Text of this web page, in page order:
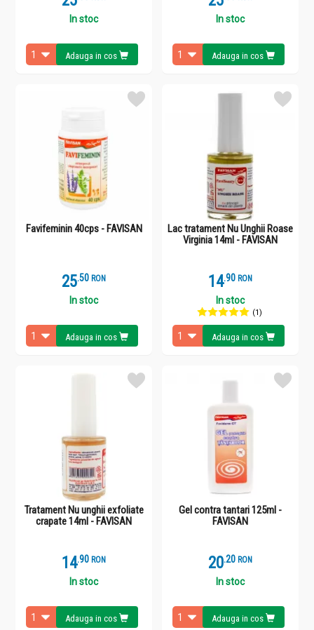
In stoc
Adauga in cos
In stoc
Adauga in cos
Favifeminin 40cps - FAVISAN
25.5 RON
In stoc
Adauga in cos
Lac tratament Nu Unghii Roase
Virginia 14ml - FAVISAN
14.9 RON
In stoc
(1)
Adauga in cos
Tratament Nu unghii exfoliate
crapate 14ml - FAVISAN
14.9 RON
In stoc
Adauga in cos
Gel contra tantari 125ml -
FAVISAN
20.2 RON
In stoc
Adauga in cos